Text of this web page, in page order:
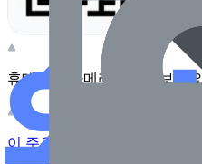
휴대전화 카메라로 찍어보세요
이 주유소의 사장님이신가요?